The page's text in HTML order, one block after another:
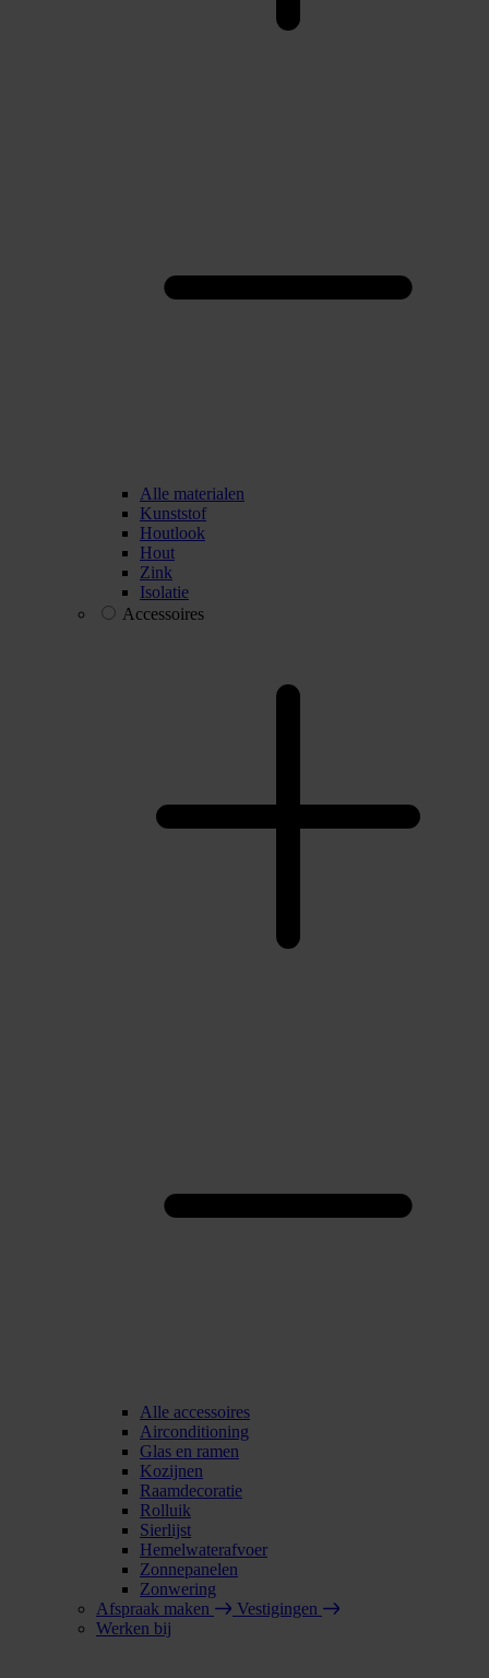
Alle materialen
Kunststof
Houtlook
Hout
Zink
Isolatie
Accessoires
Alle accessoires
Airconditioning
Glas en ramen
Kozijnen
Raamdecoratie
Rolluik
Sierlijst
Hemelwaterafvoer
Zonnepanelen
Zonwering
Afspraak maken
Vestigingen
Werken bij